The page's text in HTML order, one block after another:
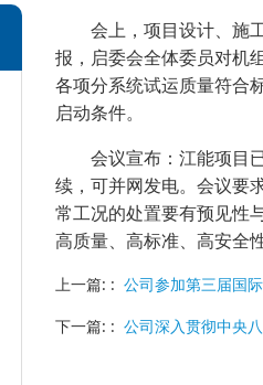
会上，项目设计、施
报，启委会全体委员对机
各项分系统试运质量符合
启动条件。
会议宣布：江能项目
续，可并网发电。会议要
常工况的处置要有预见性
高质量、高标准、高安全
上一篇: : 公司参加第三届国
下一篇: : 公司深入贯彻中央